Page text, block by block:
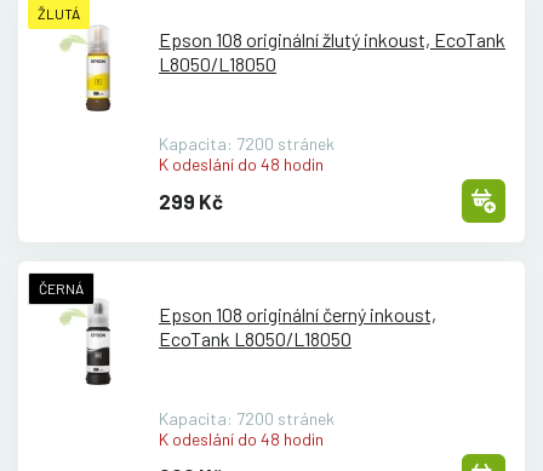
ŽLUTÁ
Epson 108 originální žlutý inkoust, EcoTank
L8050/L18050
Kapacita: 7200 stránek
K odeslání do 48 hodin
299 Kč
ČERNÁ
Epson 108 originální černý inkoust,
EcoTank L8050/L18050
Kapacita: 7200 stránek
K odeslání do 48 hodin